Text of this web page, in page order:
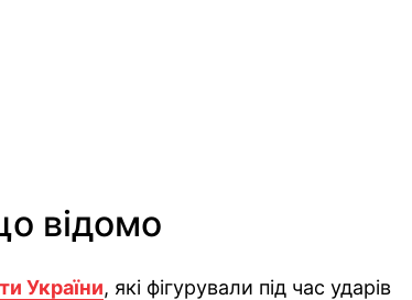
відомо
України, які фігурували під час ударів